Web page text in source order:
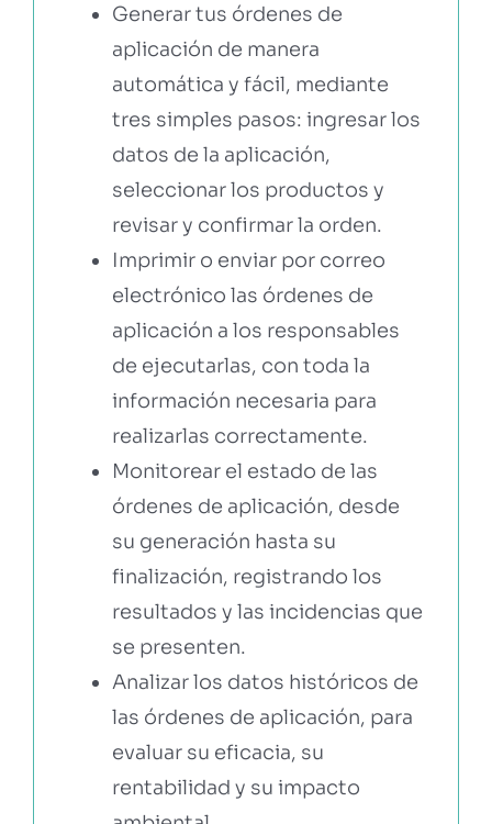
Generar tus órdenes de
aplicación de manera
automática y fácil, mediante
tres simples pasos: ingresar los
datos de la aplicación,
seleccionar los productos y
revisar y confirmar la orden.
Imprimir o enviar por correo
electrónico las órdenes de
aplicación a los responsables
de ejecutarlas, con toda la
información necesaria para
realizarlas correctamente.
Monitorear el estado de las
órdenes de aplicación, desde
su generación hasta su
finalización, registrando los
resultados y las incidencias que
se presenten.
Analizar los datos históricos de
las órdenes de aplicación, para
evaluar su eficacia, su
rentabilidad y su impacto